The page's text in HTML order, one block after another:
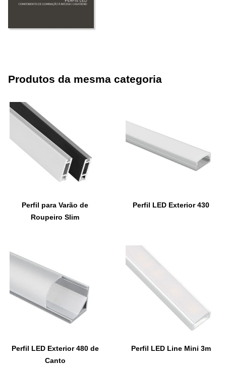
Produtos da mesma categoria
Perfil para Varão de
Roupeiro Slim
Perfil LED Exterior 430
Perfil LED Exterior 480 de
Canto
Perfil LED Line Mini 3m